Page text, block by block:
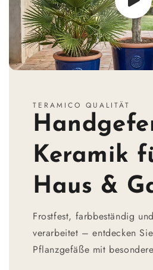
TERAMICO QUALITÄT
Keramik
Haus &
Frostfest, farbbeständig
verarbeitet – entdecken
Pflanzgefäße mit